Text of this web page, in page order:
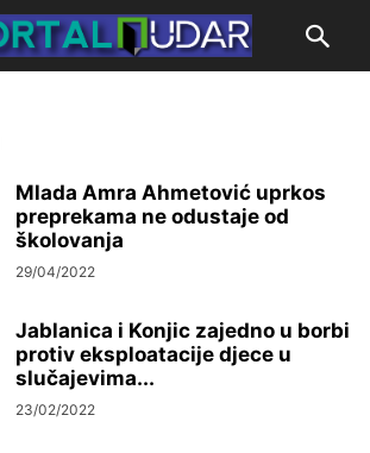
Mlada Amra Ahmetović uprkos
preprekama ne odustaje od
školovanja
29/04/2022
Jablanica i Konjic zajedno u borbi
protiv eksploatacije djece u
slučajevima...
23/02/2022